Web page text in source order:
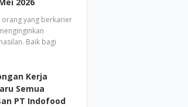
orang yang berkarier
Baik bagi
Kerja
Semua
PT Indofood